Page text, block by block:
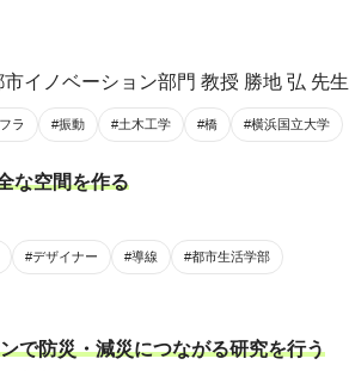
イノベーション部門 教授 勝地 弘 先生
ラ #振動 #土木工学 #橋 #横浜国立大学
な空間を作る
#デザイナー #導線 #都市生活学部
で防災・減災につながる研究を行う